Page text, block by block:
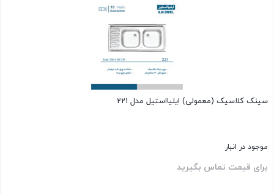
سینک کلاسیک (معمولی) ایلیااستیل مدل 221
موجود در انبار
برای قیمت تماس بگیرید